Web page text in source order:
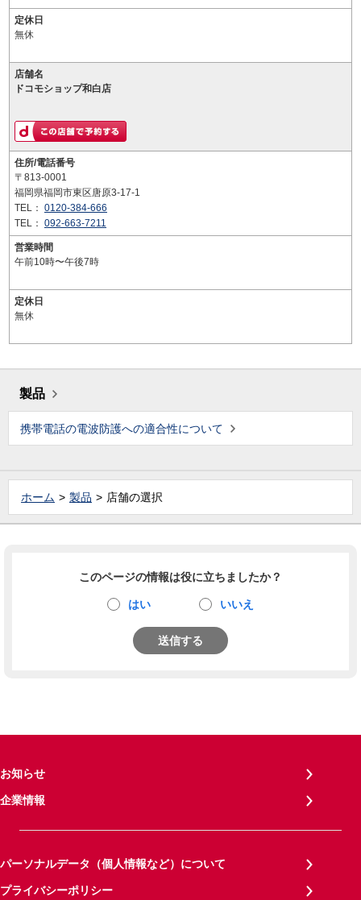
定休日
無休
店舗名
ドコモショップ和白店
住所/電話番号
〒813-0001
福岡県福岡市東区唐原3-17-1
TEL： 0120-384-666
TEL： 092-663-7211
営業時間
午前10時〜午後7時
定休日
無休
製品
携帯電話の電波防護への適合性について
ホーム 製品 店舗の選択
このページの情報は役に立ちましたか？
はい いいえ
送信する
お知らせ
企業情報
パーソナルデータ（個人情報など）について
プライバシーポリシー